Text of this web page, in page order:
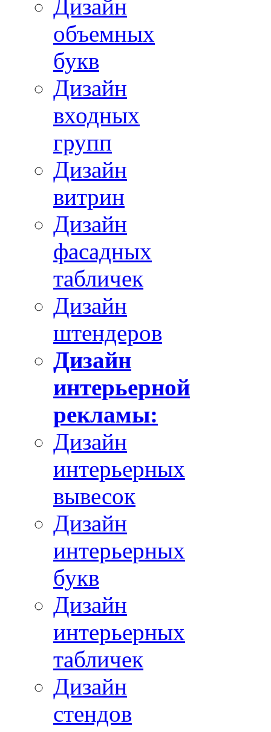
Дизайн
объемных
букв
Дизайн
входных
групп
Дизайн
витрин
Дизайн
фасадных
табличек
Дизайн
штендеров
Дизайн
интерьерной
рекламы:
Дизайн
интерьерных
вывесок
Дизайн
интерьерных
букв
Дизайн
интерьерных
табличек
Дизайн
стендов